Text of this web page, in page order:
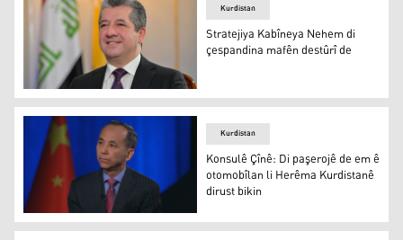
Stratejiya Kabîneya Nehem di çespandina mafên
Kurdistan
Stratejiya Kabîneya Nehem di
çespandina mafên destûrî de
Konsulê Çînê: Di paşerojê de em ê otomobîlan li
Kurdistan
Konsulê Çînê: Di paşerojê de em ê
otomobîlan li Herêma Kurdistanê
dirust bikin